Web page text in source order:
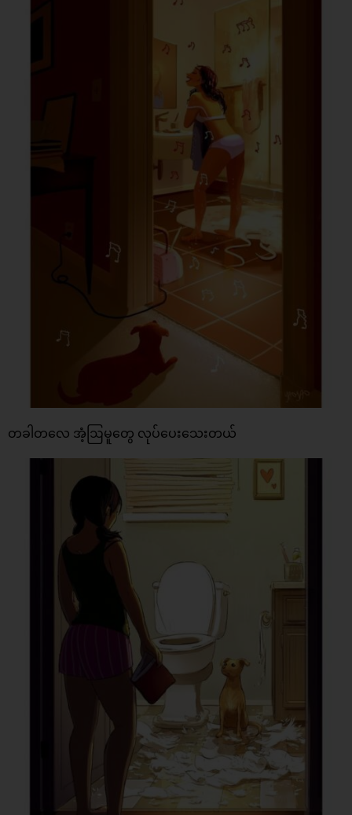
တခါတလေ အံ့ဩမူတွေ လုပ်ပေးသေးတယ်